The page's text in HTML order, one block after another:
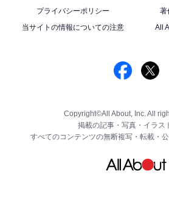
プライバシーポリシー
著
当サイトの情報についての注意
All
Copyright©All About, Inc. All
掲載の記事・写真・イラス
すべてのコンテンツの無断複写・転載・